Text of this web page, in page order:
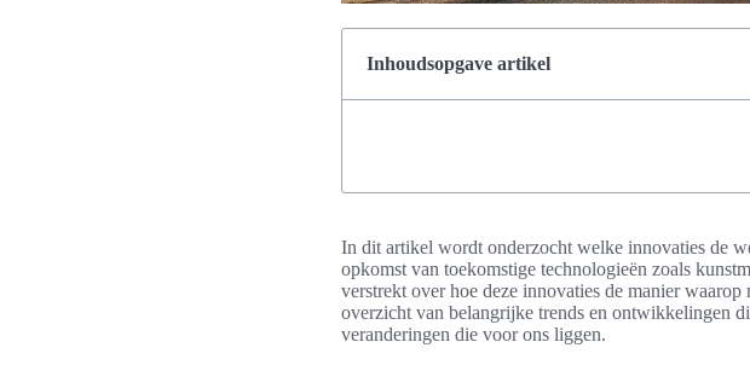
Inhoudsopgave artikel
In dit artikel wordt onderzocht welke innovaties de
opkomst van toekomstige technologieën zoals
verstrekt over hoe deze innovaties de manier
overzicht van belangrijke trends en ontwikkelingen
veranderingen die voor ons liggen.